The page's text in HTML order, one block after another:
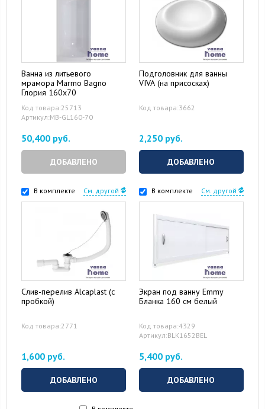
Ванна из литьевого
мрамора Marmo Bagno
Глория 160x70
Код товара:25713
Артикул:MB-GL160-70
50,400 руб.
ДОБАВЛЕНО
Подголовник для ванны
VIVA (на присосках)
Код товара:3662
2,250 руб.
ДОБАВЛЕНО
В комплекте См. другой
Слив-перелив Alcaplast (с
пробкой)
Код товара:2771
1,600 руб.
ДОБАВЛЕНО
В комплекте См. другой
Экран под ванну Emmy
Бланка 160 см белый
Код товара:4329
Артикул:BLK1652BEL
5,400 руб.
ДОБАВЛЕНО